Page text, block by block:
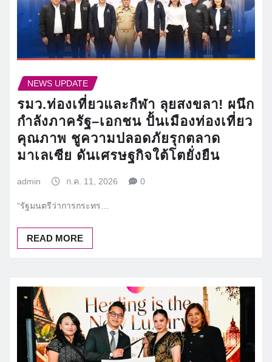
NEWS UPDATE
รมว.ท่องเที่ยวและกีฬา ลุยสงขลา! ผนึก
กำลังภาครัฐ–เอกชน ปั้นเมืองท่องเที่ยว
คุณภาพ ชูความปลอดภัยรุกตลาด
มาเลเซีย ดันเศรษฐกิจใต้โตยั่งยืน
admin ก.ค. 11, 2026 0
“รัฐมนตรีว่าการกระทร…
READ MORE